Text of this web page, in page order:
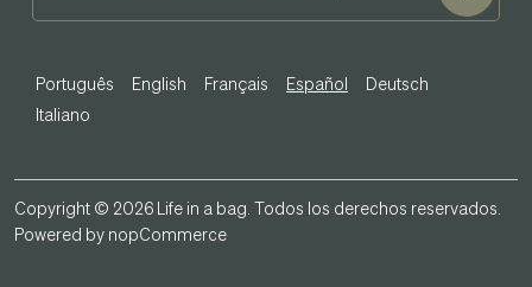
Português English Français Español
Deutsch
Italiano
Copyright © 2026 Life in a bag. Todos los derechos reservados.
Powered by nopCommerce